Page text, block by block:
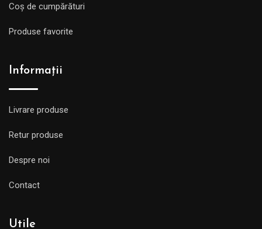
Coș de cumpărături
Produse favorite
Informații
Livrare produse
Retur produse
Despre noi
Contact
Utile